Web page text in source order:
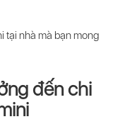
tại nhà mà bạn mong
đến chi